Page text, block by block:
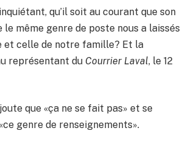
qu’il soit au courant que son
même genre de poste nous a laissés
et celle de notre famille? Et la
représentant du Courrier Laval, le 12
que «ça ne se fait pas» et se
genre de renseignements».